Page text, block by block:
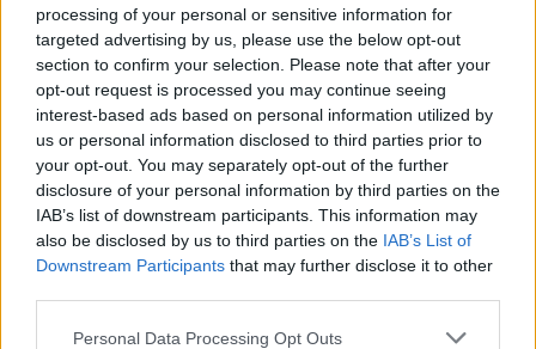
processing of your personal or sensitive information for
targeted advertising by us, please use the below opt-out
section to confirm your selection. Please note that after your
opt-out request is processed you may continue seeing
interest-based ads based on personal information utilized by
us or personal information disclosed to third parties prior to
your opt-out. You may separately opt-out of the further
disclosure of your personal information by third parties on the
IAB’s list of downstream participants. This information may
also be disclosed by us to third parties on the IAB’s List of
Downstream Participants that may further disclose it to other
Please note that this website/app uses one or more Google
Personal Data Processing Opt Outs